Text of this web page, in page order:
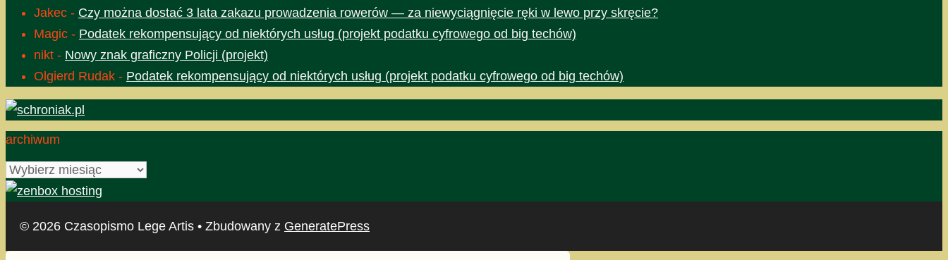
Jakec - Czy można dostać 3 lata zakazu prowadzenia rowerów — za niewyciągnięcie ręki w lewo przy skręcie?
Magic - Podatek rekompensujący od niektórych usług (projekt podatku cyfrowego od big techów)
nikt - Nowy znak graficzny Policji (projekt)
Olgierd Rudak - Podatek rekompensujący od niektórych usług (projekt podatku cyfrowego od big techów)
archiwum
archiwum
© 2026 Czasopismo Lege Artis • Zbudowany z GeneratePress